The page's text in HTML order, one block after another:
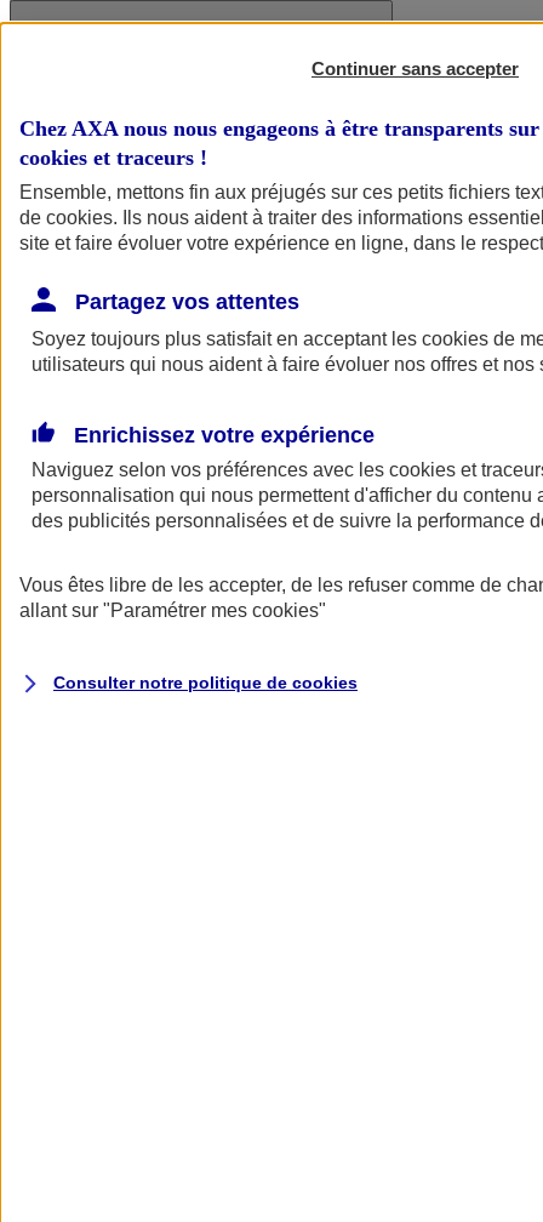
AXA Assurance
Continuer sans accepter
Chez AXA nous nous engageons à être transparents
cookies et traceurs !
Ensemble, mettons fin aux préjugés sur ces petits fichiers
de cookies. Ils nous aident à traiter des informations
site et faire évoluer votre expérience en ligne, dans le
Partagez vos attentes
Soyez toujours plus satisfait en acceptant les cookies de
utilisateurs qui nous aident à faire évoluer nos offres et nos
Enrichissez votre expérience
Naviguez selon vos préférences avec les cookies et
personnalisation qui nous permettent d'afficher du contenu
des publicités personnalisées et de suivre la performance
Vous êtes libre de les accepter, de les refuser comme de
allant sur "Paramétrer mes cookies"
Consulter notre politique de cookies